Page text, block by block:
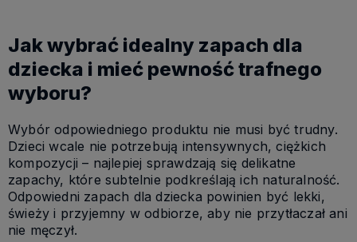
Jak wybrać idealny zapach dla
dziecka i mieć pewność trafnego
wyboru?
Wybór odpowiedniego produktu nie musi być trudny.
Dzieci wcale nie potrzebują intensywnych, ciężkich
kompozycji – najlepiej sprawdzają się delikatne
zapachy, które subtelnie podkreślają ich naturalność.
Odpowiedni zapach dla dziecka powinien być lekki,
świeży i przyjemny w odbiorze, aby nie przytłaczał ani
nie męczył.